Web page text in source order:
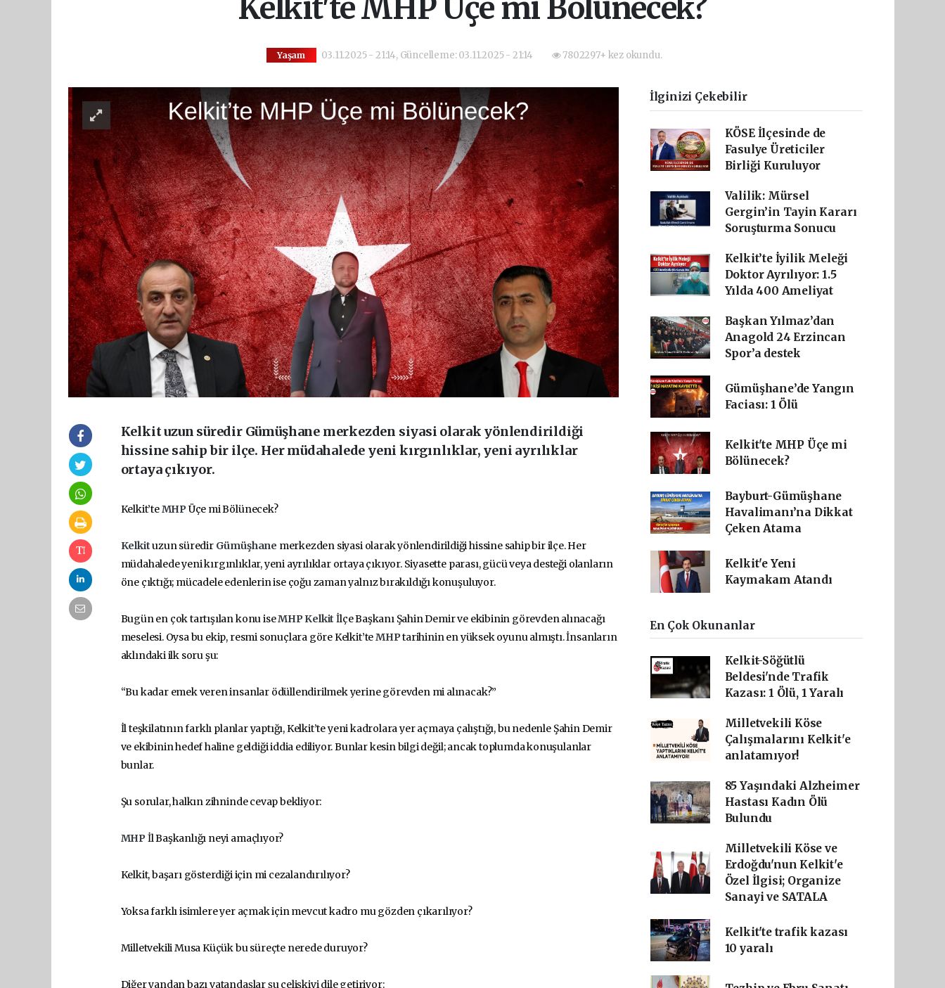
Kelkit'te MHP Üçe mi Bölünecek?
Yaşam 03.11.2025 - 21:14, Güncelleme: 03.11.2025 - 21:14 7802297+ kez okundu.
Kelkit uzun süredir Gümüşhane merkezden siyasi olarak yönlendirildiği
hissine sahip bir ilçe. Her müdahalede yeni kırgınlıklar, yeni ayrılıklar
ortaya çıkıyor.
Kelkit’teMHPÜçe mi Bölünecek?
Kelkituzun süredir Gümüşhane merkezden siyasi olarak yönlendirildiği hissine sahip bir ilçe. Her
müdahalede yeni kırgınlıklar, yeni ayrılıklar ortaya çıkıyor. Siyasette parası, gücü veya desteği olanların
öne çıktığı; mücadele edenlerin ise çoğu zaman yalnız bırakıldığı konuşuluyor.
Bugün en çok tartışılan konu iseMHPKelkitİlçe Başkanı Şahin Demir ve ekibinin görevden alınacağı
meselesi. Oysa bu ekip, resmi sonuçlara göre Kelkit’teMHPtarihinin en yüksek oyunu almıştı. İnsanların
aklındaki ilk soru şu:
“Bu kadar emek veren insanlar ödüllendirilmek yerine görevden mi alınacak?”
İl teşkilatının farklı planlar yaptığı, Kelkit’te yeni kadrolara yer açmaya çalıştığı, bu nedenle Şahin Demir
ve ekibinin hedef haline geldiği iddia ediliyor. Bunlar kesin bilgi değil; ancak toplumda konuşulanlar
bunlar.
Şu sorular, halkın zihninde cevap bekliyor:
MHPİl Başkanlığı neyi amaçlıyor?
Kelkit, başarı gösterdiği için mi cezalandırılıyor?
Yoksa farklı isimlere yer açmak için mevcut kadro mu gözden çıkarılıyor?
Milletvekili Musa Küçük bu süreçte nerede duruyor?
Diğer yandan bazı vatandaşlar şu çelişkiyi dile getiriyor:
İlginizi Çekebilir
KÖSE İlçesinde de
Fasulye Üreticiler
Birliği Kuruluyor
Valilik: Mürsel
Gergin’in Tayin Kararı
Soruşturma Sonucu
Kelkit’te İyilik Meleği
Doktor Ayrılıyor: 1.5
Yılda 400 Ameliyat
Başkan Yılmaz’dan
Anagold 24 Erzincan
Spor’a destek
Gümüşhane’de Yangın
Faciası: 1 Ölü
Kelkit'te MHP Üçe mi
Bölünecek?
Bayburt-Gümüşhane
Havalimanı’na Dikkat
Çeken Atama
Kelkit'e Yeni
Kaymakam Atandı
En Çok Okunanlar
Kelkit-Söğütlü
Beldesi'nde Trafik
Kazası: 1 Ölü, 1 Yaralı
Milletvekili Köse
Çalışmalarını Kelkit'e
anlatamıyor!
85 Yaşındaki Alzheimer
Hastası Kadın Ölü
Bulundu
Milletvekili Köse ve
Erdoğdu'nun Kelkit'e
Özel İlgisi; Organize
Sanayi ve SATALA
Kelkit'te trafik kazası
10 yaralı